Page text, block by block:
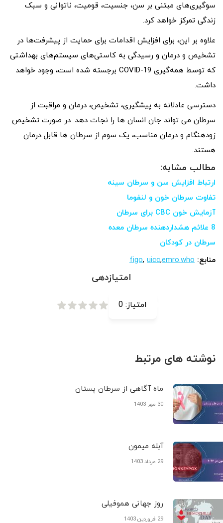
سوگیری‌های مبتنی بر سن، جنسیت، قومیت، ناتوانی و سبک
زندگی تمرکز خواهد کرد.
علاوه بر این، برای افزایش اقدامات برای حمایت از پیشرفت‌ها در
تشخیص و درمان و رسیدگی به کاستی‌های سیستم‌های بهداشتی
که توسط همه‌گیری COVID-19 برجسته شده است، وجود خواهد
داشت.
دسترسی عادلانه به پیشگیری، تشخیص، درمان و مراقبت از
سرطان می تواند جان انسان ها را نجات دهد. در صورت تشخیص
زودهنگام و درمان مناسب، یک سوم از سرطان ها قابل درمان
هستند.
مطالب مشابه:
ارتباط افزایش سن و سرطان سینه
تفاوت سرطان خون و لنفوما
آزمایش خون CBC برای سرطان
8 علائم هشداردهنده سرطان معده
سرطان در کودکان
منابع:
figo, uicc,emro.who
امتیازدهی
امتیاز: 0
نوشته های مرتبط
ماه آگاهی از سرطان پستان
30 مهر 1403
آبله میمون
29 مرداد 1403
روز جهانی هموفیلی
29 فروردین 1403